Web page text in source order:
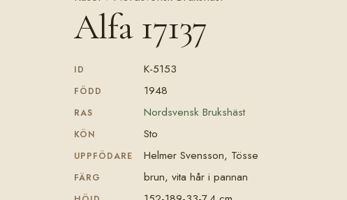
Alfa 17137
ID K-5153
FÖDD 1948
RAS Nordsvensk Brukshäst
KÖN Sto
UPPFÖDARE Helmer Svensson, Tösse
FÄRG brun, vita hår i pannan